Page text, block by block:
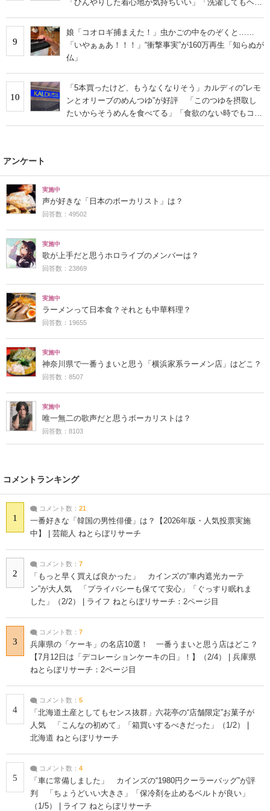
「ひんやりした着心地が気持ちいい」「洗濯してもヘタ
9
娘「コオロギ捕まえた！」虫かごの中をのぞくと……
「いやぁぁあ！！！」“衝撃事実”が160万再生「知らぬが
仏」
10
「5本買ったけど、もうなくなりそう」カルディの“レモ
ンとオリーブのめんつゆ”が好評 「このつゆを摂取し
たいからそうめんを食べてる」「食欲のない時でもコレ
で食べられる」
アンケート
実施中
声が好きな「日本のボーカリスト」は？
回答数：49502
実施中
歌が上手だと思うホロライブのメンバーは？
回答数：23869
実施中
ラーメンって日本食？それとも中華料理？
回答数：19655
実施中
神奈川県で一番うまいと思う「横浜家系ラーメン店」はどこ？
回答数：8507
実施中
唯一無二の歌声だと思うボーカリストは？
回答数：8103
コメントランキング
1
コメント数： 21
一番好きな「韓国の男性俳優」は？【2026年版・人気投票実施
中】 | 芸能人 ねとらぼリサーチ
2
コメント数： 7
「もっと早く買えば良かった」 カインズの“車内遮光カーテ
ン”が大人気 「プライバシーも保てて安心」「ぐっすり眠れま
した」（2/2） | ライフ ねとらぼリサーチ：2ページ目
3
コメント数： 7
兵庫県の「ケーキ」の名店10選！ 一番うまいと思う店はどこ？
【7月12日は「デコレーションケーキの日」！】（2/4） | 兵庫県
ねとらぼリサーチ：2ページ目
4
コメント数： 5
「北海道土産としてもセンス抜群」六花亭の“店舗限定”お菓子が
人気 「こんなの初めて」「箱買いするべきだった」（1/2） |
北海道 ねとらぼリサーチ
5
コメント数： 4
「車に常備しました」 カインズの“1980円クーラーバッグ”が評
判 「ちょうどいい大きさ」「保冷剤を止めるベルトが良い」
（1/5） | ライフ ねとらぼリサーチ